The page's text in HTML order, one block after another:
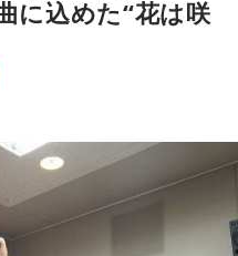
に込めた“花は咲